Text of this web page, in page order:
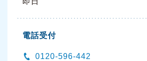
電話受付
0120-596-442